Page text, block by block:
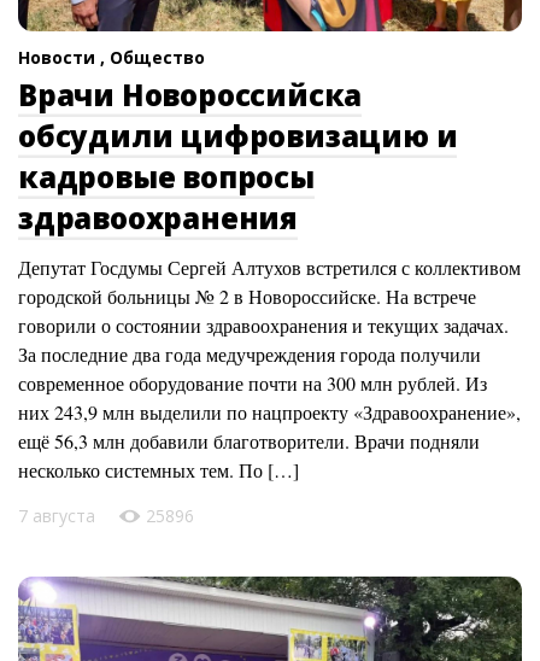
Новости , Общество
Врачи Новороссийска
обсудили цифровизацию и
кадровые вопросы
здравоохранения
Депутат Госдумы Сергей Алтухов встретился с коллективом
городской больницы № 2 в Новороссийске. На встрече
говорили о состоянии здравоохранения и текущих задачах.
За последние два года медучреждения города получили
современное оборудование почти на 300 млн рублей. Из
них 243,9 млн выделили по нацпроекту «Здравоохранение»,
ещё 56,3 млн добавили благотворители. Врачи подняли
несколько системных тем. По […]
7 августа 25896